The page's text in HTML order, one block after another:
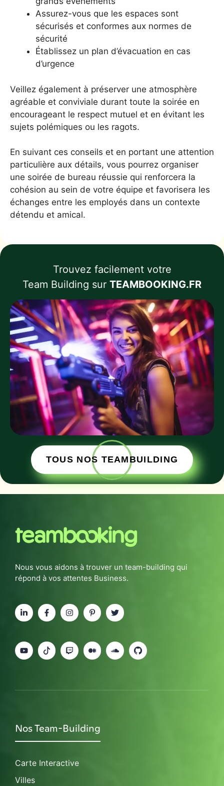
Assurez-vous que les espaces sont
sécurisés et conformes aux normes de
sécurité
Établissez un plan d’évacuation en cas
d’urgence
Veillez également à préserver une atmosphère
agréable et conviviale durant toute la soirée en
encourageant le respect mutuel et en évitant les
sujets polémiques ou les ragots.
En suivant ces conseils et en portant une attention
particulière aux détails, vous pourrez organiser
une soirée de bureau réussie qui renforcera la
cohésion au sein de votre équipe et favorisera les
échanges entre les employés dans un contexte
détendu et amical.
Trouvez facilement votre
Team Building sur TEAMBOOKING.FR
TOUS NOS TEAMBUILDING
Nous vous aidons à trouver un team-building qui
répond à vos attentes Business.
Nos Team-Building
Carte Interactive
Villes